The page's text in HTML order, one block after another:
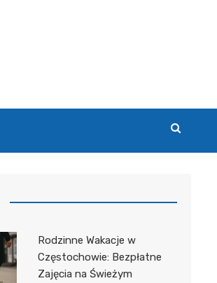
Rodzinne Wakacje w
Częstochowie: Bezpłatne
Zajęcia na Świeżym